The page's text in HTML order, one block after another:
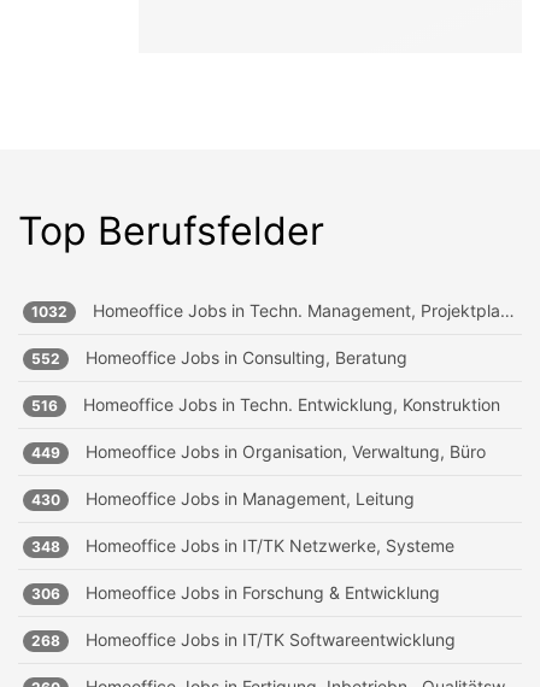
Top Berufsfelder
1032 Homeoffice Jobs in Techn. Management, Projektplanung
552 Homeoffice Jobs in Consulting, Beratung
516 Homeoffice Jobs in Techn. Entwicklung, Konstruktion
449 Homeoffice Jobs in Organisation, Verwaltung, Büro
430 Homeoffice Jobs in Management, Leitung
348 Homeoffice Jobs in IT/TK Netzwerke, Systeme
306 Homeoffice Jobs in Forschung & Entwicklung
268 Homeoffice Jobs in IT/TK Softwareentwicklung